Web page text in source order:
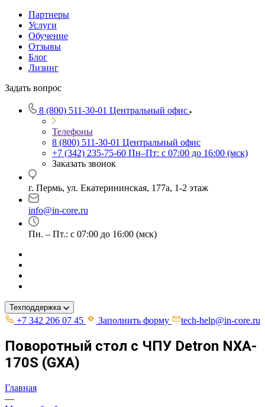
Партнеры
Услуги
Обучение
Отзывы
Блог
Лизинг
Задать вопрос
8 (800) 511-30-01 Центральный офис
Телефоны
8 (800) 511-30-01 Центральный офис
+7 (342) 235-75-60 Пн–Пт: с 07:00 до 16:00 (мск)
Заказать звонок
г. Пермь, ул. ​Екатерининская, 177а, ​1-2 этаж
info@in-core.ru
Пн. – Пт.: с 07:00 до 16:00 (мск)
Техподдержка
+7 342 206 07 45 Заполнить форму tech-help@in-core.ru
Поворотный стол c ЧПУ Detron NXA-
170S (GXA)
Главная
—